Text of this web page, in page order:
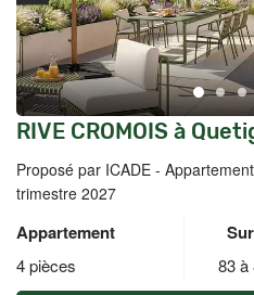
RIVE CROMOIS à
Proposé par ICADE -
trimestre 2027
Appartement
4 pièces 83 à